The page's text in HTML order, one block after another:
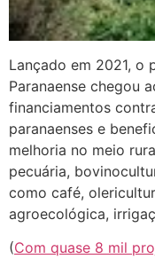
Lançado em 2021, o
Paranaense chegou
financiamentos
paranaenses e
melhoria no meio
pecuária,
como café,
agroecológica,
(Com quase 8 mil